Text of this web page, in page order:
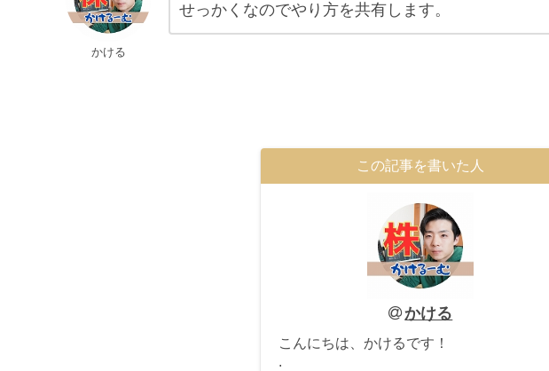
かける
せっかくなのでやり方を共有します。
この記事を書いた人
かける
こんにちは、かけるです！
.